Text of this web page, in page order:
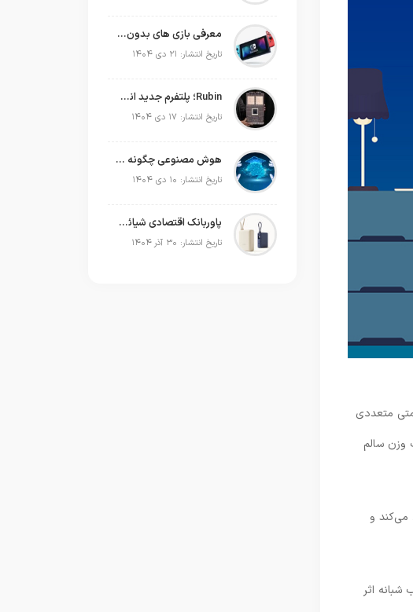
متعددی
وزن سالم
می‌کند و
اثر
معرفی بازی های بدون نیاز به اینترنت
تاریخ انتشار: ۲۱ دی ۱۴۰۴
Rubin؛ پلتفرم جدید انویدیا برای سلطه بر نسل بعدی هوش مصنوعی
تاریخ انتشار: ۱۷ دی ۱۴۰۴
هوش مصنوعی چگونه می‌تواند به‌صورت عملی در برنامه‌ریزی سال جدید به ما کمک کند؟
تاریخ انتشار: ۱۰ دی ۱۴۰۴
پاوربانک اقتصادی شیائومی که حتی لپ‌تاپ شما را هم شارژ می‌کند!
تاریخ انتشار: ۳۰ آذر ۱۴۰۴